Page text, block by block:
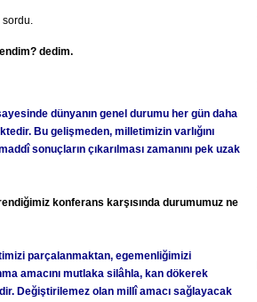
sordu.
dedim.
dünyanın genel durumu her gün daha
Bu gelişmeden, milletimizin varlığını
sonuçların çıkarılması zamanını pek uzak
konferans karşısında durumumuz ne
parçalanmaktan, egemenliğimizi
amacını mutlaka silâhla, kan dökerek
Değiştirilemez olan millî amacı sağlayacak